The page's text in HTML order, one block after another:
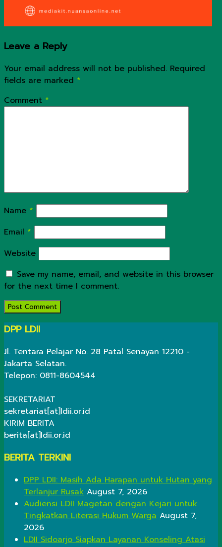
Leave a Reply
Your email address will not be published. Required
fields are marked *
Comment *
Name *
Email *
Website
Save my name, email, and website in this browser
for the next time I comment.
DPP LDII
Jl. Tentara Pelajar No. 28 Patal Senayan 12210 -
Jakarta Selatan.
Telepon: 0811-8604544
SEKRETARIAT
sekretariat[at]ldii.or.id
KIRIM BERITA
berita[at]ldii.or.id
BERITA TERKINI
DPP LDII: Masih Ada Harapan untuk Hutan yang
Terlanjur Rusak August 7, 2026
Audiensi LDII Magetan dengan Kejari untuk
Tingkatkan Literasi Hukum Warga August 7,
2026
LDII Sidoarjo Siapkan Layanan Konseling Atasi